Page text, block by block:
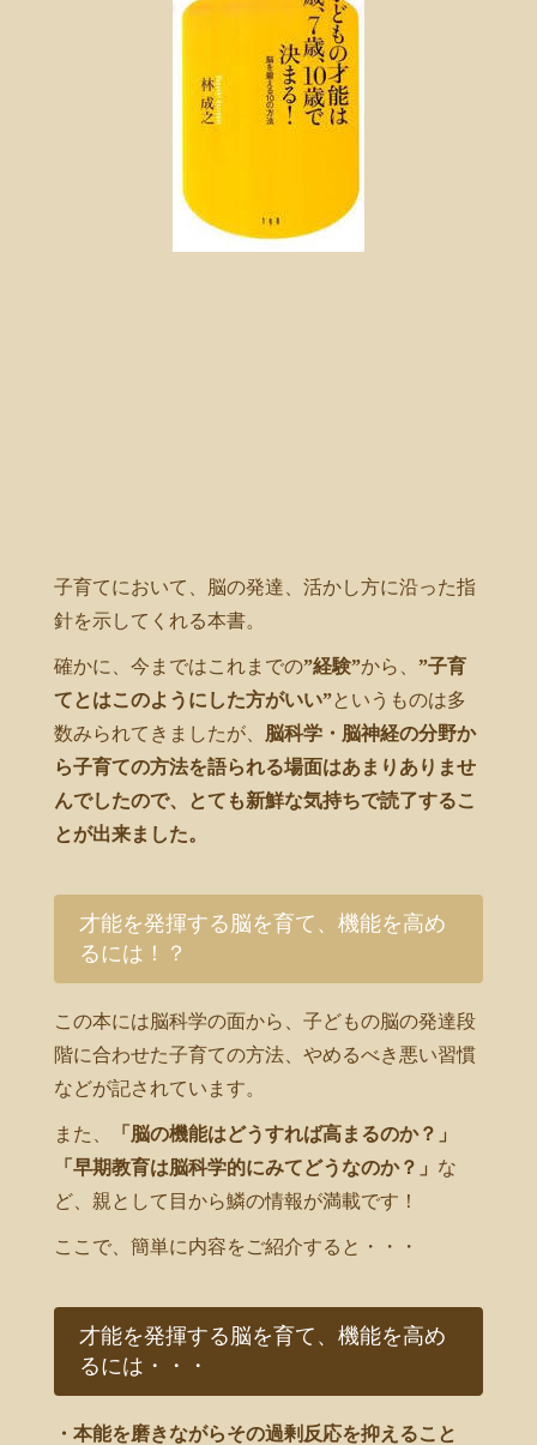
子育てにおいて、脳の発達、活かし方に沿った指
針を示してくれる本書。
確かに、今まではこれまでの”経験”から、 ”子育
てとはこのようにした方がいい”というものは多
数みられてきましたが、 脳科学・脳神経の分野か
ら子育ての方法を語られる場面はあまりありませ
んでしたので、とても新鮮な気持ちで読了するこ
とが出来ました。
才能を発揮する脳を育て、機能を高め
るには！？
この本には脳科学の面から、子どもの脳の発達段
階に合わせた子育ての方法、やめるべき悪い習慣
などが記されています。
また、
「脳の機能はどうすれば高まるのか？」
「早期教育は脳科学的にみてどうなのか？」 な
ど、親として目から鱗の情報が満載です！
ここで、簡単に内容をご紹介すると・・・
才能を発揮する脳を育て、機能を高め
るには・・・
・本能を磨きながらその過剰反応を抑えること